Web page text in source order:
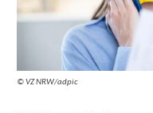
© VZ NRW/adpic